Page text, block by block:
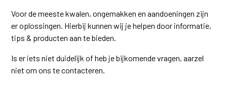
Voor de meeste kwalen, ongemakken en aandoeningen zijn
er oplossingen. Hierbij kunnen wij je helpen door informatie,
tips & producten aan te bieden.
Is er iets niet duidelijk of heb je bijkomende vragen, aarzel
niet om ons te contacteren.